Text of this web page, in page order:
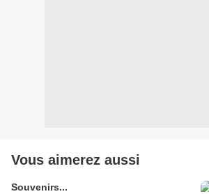
Vous aimerez aussi
Souvenirs...